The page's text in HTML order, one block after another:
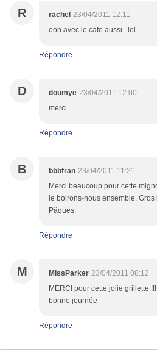
R rachel 23/04/2011 12:11
ooh avec le cafe aussi...lol..
Répondre
D doumye 23/04/2011 12:00
merci
Répondre
B bbbfran 23/04/2011 11:21
Merci beaucoup pour cette
le boirons-nous ensemble.
Pâques.
Répondre
M MissParker 23/04/2011 08:12
MERCI pour cette jolie grillette
bonne journée
Répondre